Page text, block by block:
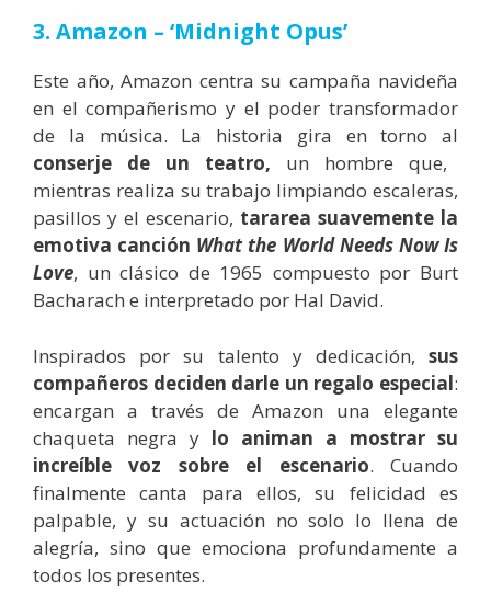
3. Amazon – ‘Midnight Opus’
Este año, Amazon centra su campaña navideña
en el compañerismo y el poder transformador
de la música. La historia gira en torno al
conserje de un teatro, un hombre que,
mientras realiza su trabajo limpiando escaleras,
pasillos y el escenario, tararea suavemente la
emotiva canción What the World Needs Now Is
Love, un clásico de 1965 compuesto por Burt
Bacharach e interpretado por Hal David.
Inspirados por su talento y dedicación, sus
compañeros deciden darle un regalo especial:
encargan a través de Amazon una elegante
chaqueta negra y lo animan a mostrar su
increíble voz sobre el escenario. Cuando
finalmente canta para ellos, su felicidad es
palpable, y su actuación no solo lo llena de
alegría, sino que emociona profundamente a
todos los presentes.